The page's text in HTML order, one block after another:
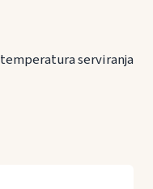
serviranja